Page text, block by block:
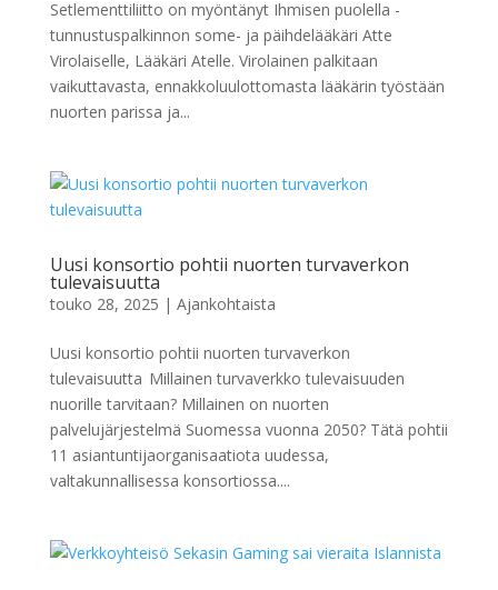
Setlementtiliitto on myöntänyt Ihmisen puolella -
tunnustuspalkinnon some- ja päihdelääkäri Atte
Virolaiselle, Lääkäri Atelle. Virolainen palkitaan
vaikuttavasta, ennakkoluulottomasta lääkärin työstään
nuorten parissa ja...
Uusi konsortio pohtii nuorten turvaverkon
tulevaisuutta
touko 28, 2025 | Ajankohtaista
Uusi konsortio pohtii nuorten turvaverkon
tulevaisuutta Millainen turvaverkko tulevaisuuden
nuorille tarvitaan? Millainen on nuorten
palvelujärjestelmä Suomessa vuonna 2050? Tätä pohtii
11 asiantuntijaorganisaatiota uudessa,
valtakunnallisessa konsortiossa....